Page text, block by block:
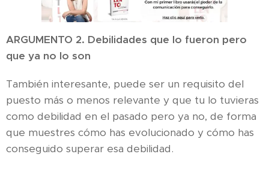
ARGUMENTO 2. Debilidades que lo fueron pero
que ya no lo son
También interesante, puede ser un requisito del
puesto más o menos relevante y que tu lo tuvieras
como debilidad en el pasado pero ya no, de forma
que muestres cómo has evolucionado y cómo has
conseguido superar esa debilidad.